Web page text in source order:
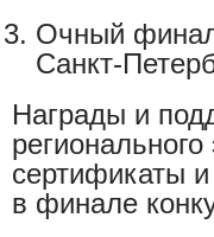
Очный
Санкт-
Награды и
сертификаты
в финале